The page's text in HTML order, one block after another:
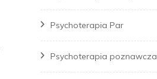
Psychoterapia Par
Psychoterapia poznawcza